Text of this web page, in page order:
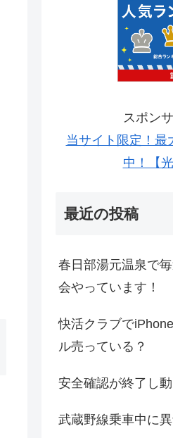
スポン
当サイト限定！最
中！【
最近の投稿
春日部湯元温泉で
会やっています！
快活クラブで
ル売っている？
安全確認が終了し
武蔵野線乗車中に